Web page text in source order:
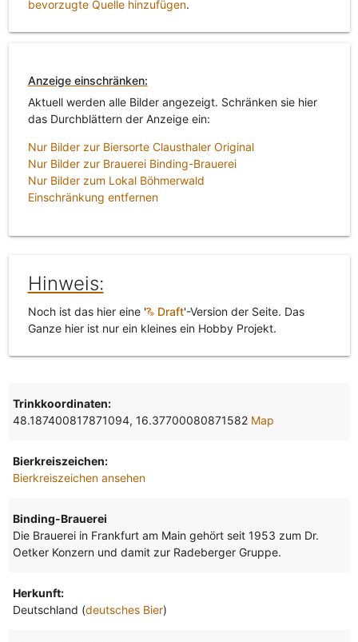
bevorzugte Quelle hinzufügen.
Anzeige einschränken:
Aktuell werden alle Bilder angezeigt. Schränken sie hier
das Durchblättern der Anzeige ein:
Nur Bilder zur Biersorte Clausthaler Original
Nur Bilder zur Brauerei Binding-Brauerei
Nur Bilder zum Lokal Böhmerwald
Einschränkung entfernen
Hinweis:
Noch ist das hier eine ' Draft'-Version der Seite. Das
Ganze hier ist nur ein kleines ein Hobby Projekt.
Trinkkoordinaten:
48.187400817871094, 16.37700080871582 Map
Bierkreiszeichen:
Bierkreiszeichen ansehen
Binding-Brauerei
Die Brauerei in Frankfurt am Main gehört seit 1953 zum Dr.
Oetker Konzern und damit zur Radeberger Gruppe.
Herkunft:
Deutschland (deutsches Bier)